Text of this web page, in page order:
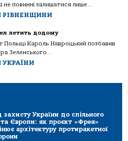
не повинні залишатися лише...
РІВНЕНЩИНИ
летить додому
Польщі Кароль Навроцький позбавив
Зеленського...
захисту України до спільного
Європи: як проєкт «Фрея»
архітектуру протиракетної